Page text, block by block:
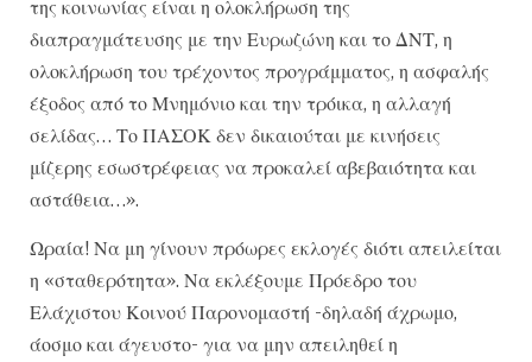
της κοινωνίας είναι η ολοκλήρωση της
διαπραγμάτευσης με την Ευρωζώνη και το ΔΝΤ, η
ολοκλήρωση του τρέχοντος προγράμματος, η ασφαλής
έξοδος από το Μνημόνιο και την τρόικα, η αλλαγή
σελίδας… Το ΠΑΣΟΚ δεν δικαιούται με κινήσεις
μίζερης εσωστρέφειας να προκαλεί αβεβαιότητα και
αστάθεια…».
Ωραία! Να μη γίνουν πρόωρες εκλογές διότι απειλείται
η «σταθερότητα». Να εκλέξουμε Πρόεδρο του
Ελάχιστου Κοινού Παρονομαστή -δηλαδή άχρωμο,
άοσμο και άγευστο- για να μην απειληθεί η